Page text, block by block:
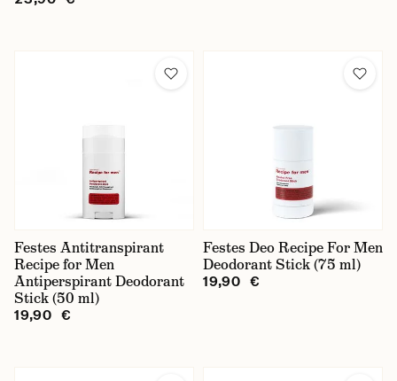
Festes Antitranspirant
Recipe for Men
Antiperspirant Deodorant
Stick (50 ml)
19,90 €
Festes Deo Recipe For Men
Deodorant Stick (75 ml)
19,90 €